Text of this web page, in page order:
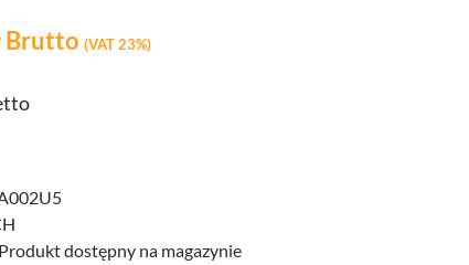
Brutto (VAT 23%)
Produkt dostępny na magazynie